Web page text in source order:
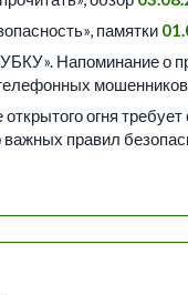
памятки
Напоминание о
мошенников
огня
важных правил